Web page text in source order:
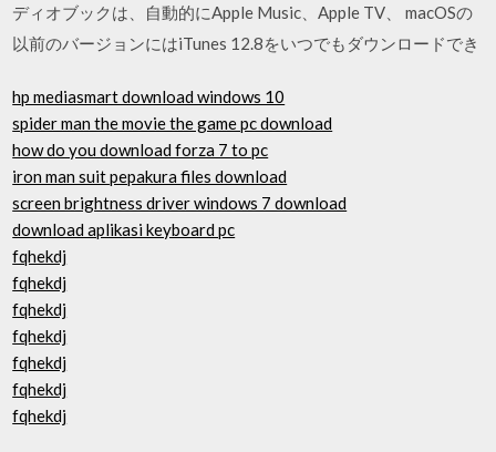
ディオブックは、自動的にApple Music、Apple TV、 macOSの
以前のバージョンにはiTunes 12.8をいつでもダウンロードでき
hp mediasmart download windows 10
spider man the movie the game pc download
how do you download forza 7 to pc
iron man suit pepakura files download
screen brightness driver windows 7 download
download aplikasi keyboard pc
fqhekdj
fqhekdj
fqhekdj
fqhekdj
fqhekdj
fqhekdj
fqhekdj